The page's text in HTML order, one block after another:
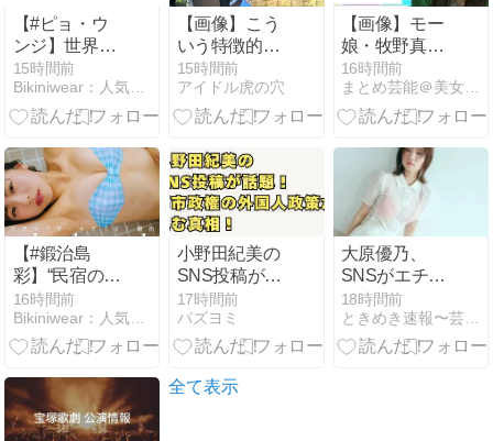
【#ピョ・ウ
ンジ】世界を
魅了する韓国
美女が３年ぶ
りのカムバッ
タル写真集
『時よ、止ま
れ。韓国美
女。』好評発
売中！ Eunji
Pyo
15時間前
Bikiniwear：人気のグラビア・ビキニ女優の動画サイト
【画像】こう
いう特徴的な
顔のグラビア
アイドルが一
番くるよな
15時間前
アイドル虎の穴
【画像】モー
娘・牧野真莉
愛、ラヴィッ
トで軽く胸チ
ラしちゃう
16時間前
まとめ芸能＠美女画像まとめブログ
【#鍛治島
彩】“民宿の看
板娘”をテーマ
に、ただただ
笑顔に癒やさ
ジタル写真集
『Laugh
away！』好評
16時間前
Bikiniwear：人気のグラビア・ビキニ女優の動画サイト
小野田紀美の
SNS投稿が話
題！高市政権
の外国人政策
が進む真相！
17時間前
バズヨミ
大原優乃、
SNSがエチエ
チ過ぎる！！
スケベショッ
ト満載でファ
18時間前
ときめき速報〜芸能界の裏ネタ、アイドル芸能人画像情報
全て表示